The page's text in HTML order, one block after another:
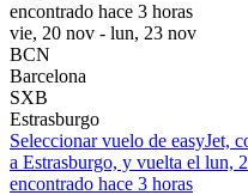
encontrado hace 3 horas
vie, 20 nov - lun, 23 nov
BCN
Barcelona
SXB
Estrasburgo
Seleccionar vuelo de easyJet,
a Estrasburgo, y vuelta el lun,
encontrado hace 3 horas